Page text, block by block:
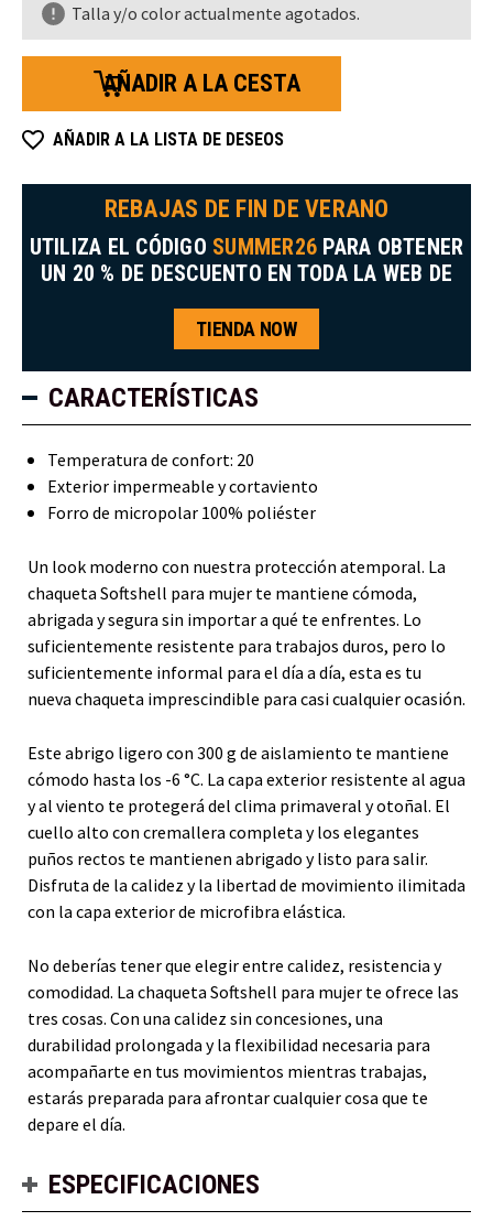
chaquetas
para
mujer
chaquetas
para
mujer
Talla y/o color actualmente agotados.
AÑADIR A LA LISTA DE DESEOS
REBAJAS DE FIN DE VERANO
UTILIZA EL CÓDIGO SUMMER26 PARA OBTENER
UN 20 % DE DESCUENTO EN TODA LA WEB DE
TIENDA NOW
CARACTERÍSTICAS
Temperatura de confort: 20
Exterior impermeable y cortaviento
Forro de micropolar 100% poliéster
Un look moderno con nuestra protección atemporal. La
chaqueta Softshell para mujer te mantiene cómoda,
abrigada y segura sin importar a qué te enfrentes. Lo
suficientemente resistente para trabajos duros, pero lo
suficientemente informal para el día a día, esta es tu
nueva chaqueta imprescindible para casi cualquier ocasión.
Este abrigo ligero con 300 g de aislamiento te mantiene
cómodo hasta los -6 °C. La capa exterior resistente al agua
y al viento te protegerá del clima primaveral y otoñal. El
cuello alto con cremallera completa y los elegantes
puños rectos te mantienen abrigado y listo para salir.
Disfruta de la calidez y la libertad de movimiento ilimitada
con la capa exterior de microfibra elástica.
No deberías tener que elegir entre calidez, resistencia y
comodidad. La chaqueta Softshell para mujer te ofrece las
tres cosas. Con una calidez sin concesiones, una
durabilidad prolongada y la flexibilidad necesaria para
acompañarte en tus movimientos mientras trabajas,
estarás preparada para afrontar cualquier cosa que te
depare el día.
ESPECIFICACIONES